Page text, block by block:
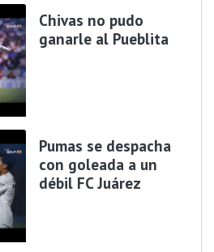
Chivas no pudo
ganarle al Pueblita
Pumas se despacha
con goleada a un
débil FC Juárez